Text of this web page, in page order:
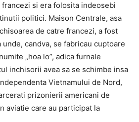
si era folosita indeosebi
politici. Maison Centrale, asa
de catre francezi, a fost
candva, se fabricau cuptoare
„hoa lo”, adica furnale
inchisorii avea sa se schimbe insa
Vietnamului de Nord,
prizonierii americani de
aviatie care au participat la